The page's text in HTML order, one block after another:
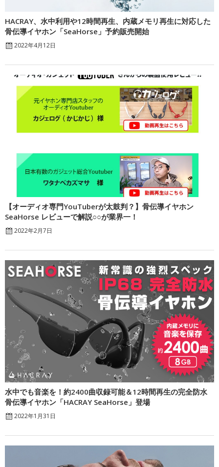
HACRAY、水中利用や12時間再生、内蔵メモリ再生に対応した
骨伝導イヤホン「SeaHorse」予約販売開始
2022年4月12日
【オーディオ専門YouTuberが太鼓判？】骨伝導イヤホン
SeaHorse レビューで解説○○が業界一！
2022年2月7日
水中でも音楽を！約2400曲収録可能＆12時間再生の完全防水
骨伝導イヤホン「HACRAY SeaHorse」登場
2022年1月31日